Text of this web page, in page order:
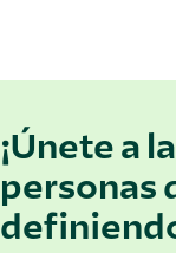
¡Únete a
personas